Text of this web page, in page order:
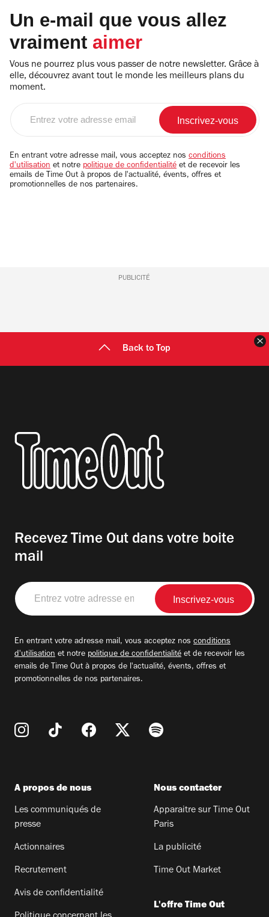
Un e-mail que vous allez
vraiment aimer
Vous ne pourrez plus vous passer de notre newsletter. Grâce à
elle, découvrez avant tout le monde les meilleurs plans du
moment.
email
En entrant votre adresse mail, vous acceptez nos conditions
d'utilisation et notre politique de confidentialité et de recevoir les
emails de Time Out à propos de l'actualité, évents, offres et
promotionnelles de nos partenaires.
PUBLICITÉ
Back to Top
Recevez Time Out dans votre boite
mail
Entrez
votre
adresse
En entrant votre adresse mail, vous acceptez nos conditions
d'utilisation et notre politique de confidentialité et de recevoir les
emails de Time Out à propos de l'actualité, évents, offres et
promotionnelles de nos partenaires.
A propos de nous
Les communiqués de
presse
Actionnaires
Recrutement
Avis de confidentialité
Nous contacter
Apparaitre sur Time Out
Paris
La publicité
Time Out Market
L'offre Time Out